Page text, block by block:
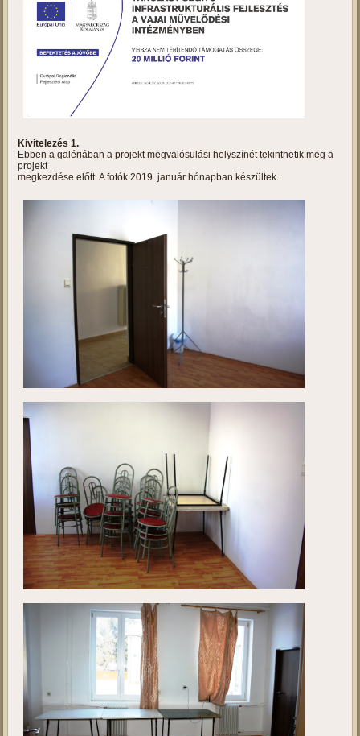
Tanulást segítő infrastrukturális
fejlesztés a vajai művelődési
intézményben
Projektbemutató
Kivitelezés 1.
Ebben a galériában a projekt megvalósulási helyszínét tekinthetik meg a
megkezdése előtt. A fotók 2019. január hónapban készültek.